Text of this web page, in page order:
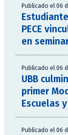
Publicado el 06
PECE
en
Publicado el 06
UBB
primer
Escuelas
Publicado el 06